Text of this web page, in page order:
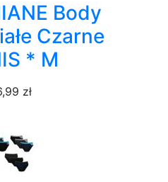
Body
Czarne
* M
zł